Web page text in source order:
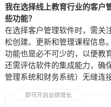
我在选择线上教育行业的客户
些功能？
在选择客户管理软件时，需关
松创建、更新和管理课程信息
功能也是必不可少的，以便教
还需评估软件的集成能力，确
管理系统和财务系统）无缝连
即可开启业绩增长